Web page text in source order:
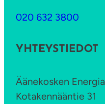
020 632 3800
YHTEYSTIEDOT
Äänekosken Energia
Kotakennääntie 31